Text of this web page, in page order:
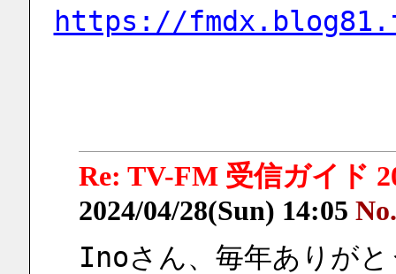
https://
Re: TV-FM 受信ガイド
2024/04/28(Sun) 14:05
Inoさん、毎年ありが